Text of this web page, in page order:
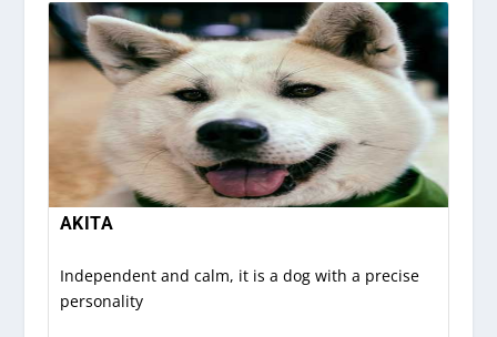
AKITA
Independent and calm, it is a dog with a precise
personality